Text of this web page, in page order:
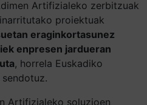
Artifizialeko zerbitzuak
proiektuak
eraginkortasunez
enpresen jardueran
, horrela Euskadiko
Artifizialeko soluzioen